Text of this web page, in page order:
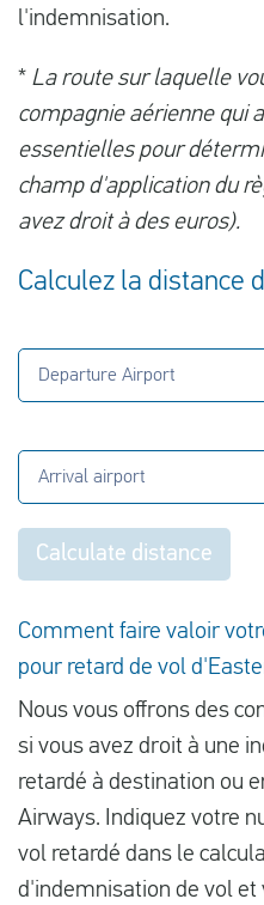
l'indemnisation.
* La route sur laquelle
compagnie aérienne qui
essentielles pour
champ d'application du
avez droit à des euros).
Calculez la distance
Departure Airport
Arrival airport
Calculate distance
Comment faire valoir
pour retard de vol
Nous vous offrons des
si vous avez droit à une
retardé à destination ou
Airways. Indiquez votre
vol retardé dans le
d'indemnisation de vol et